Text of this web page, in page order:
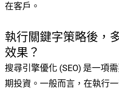
在客戶。
執行關鍵字策略後，
效果？
搜尋引擎優化 (SEO) 是一項
期投資。一般而言，在執行